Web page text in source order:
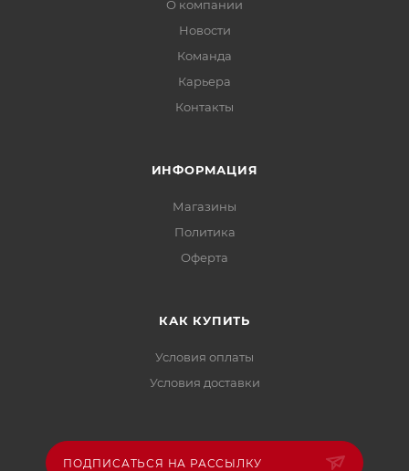
О компании
Новости
Команда
Карьера
Контакты
ИНФОРМАЦИЯ
Магазины
Политика
Офертa
КАК КУПИТЬ
Условия оплаты
Условия доставки
ПОДПИСАТЬСЯ НА РАССЫЛКУ